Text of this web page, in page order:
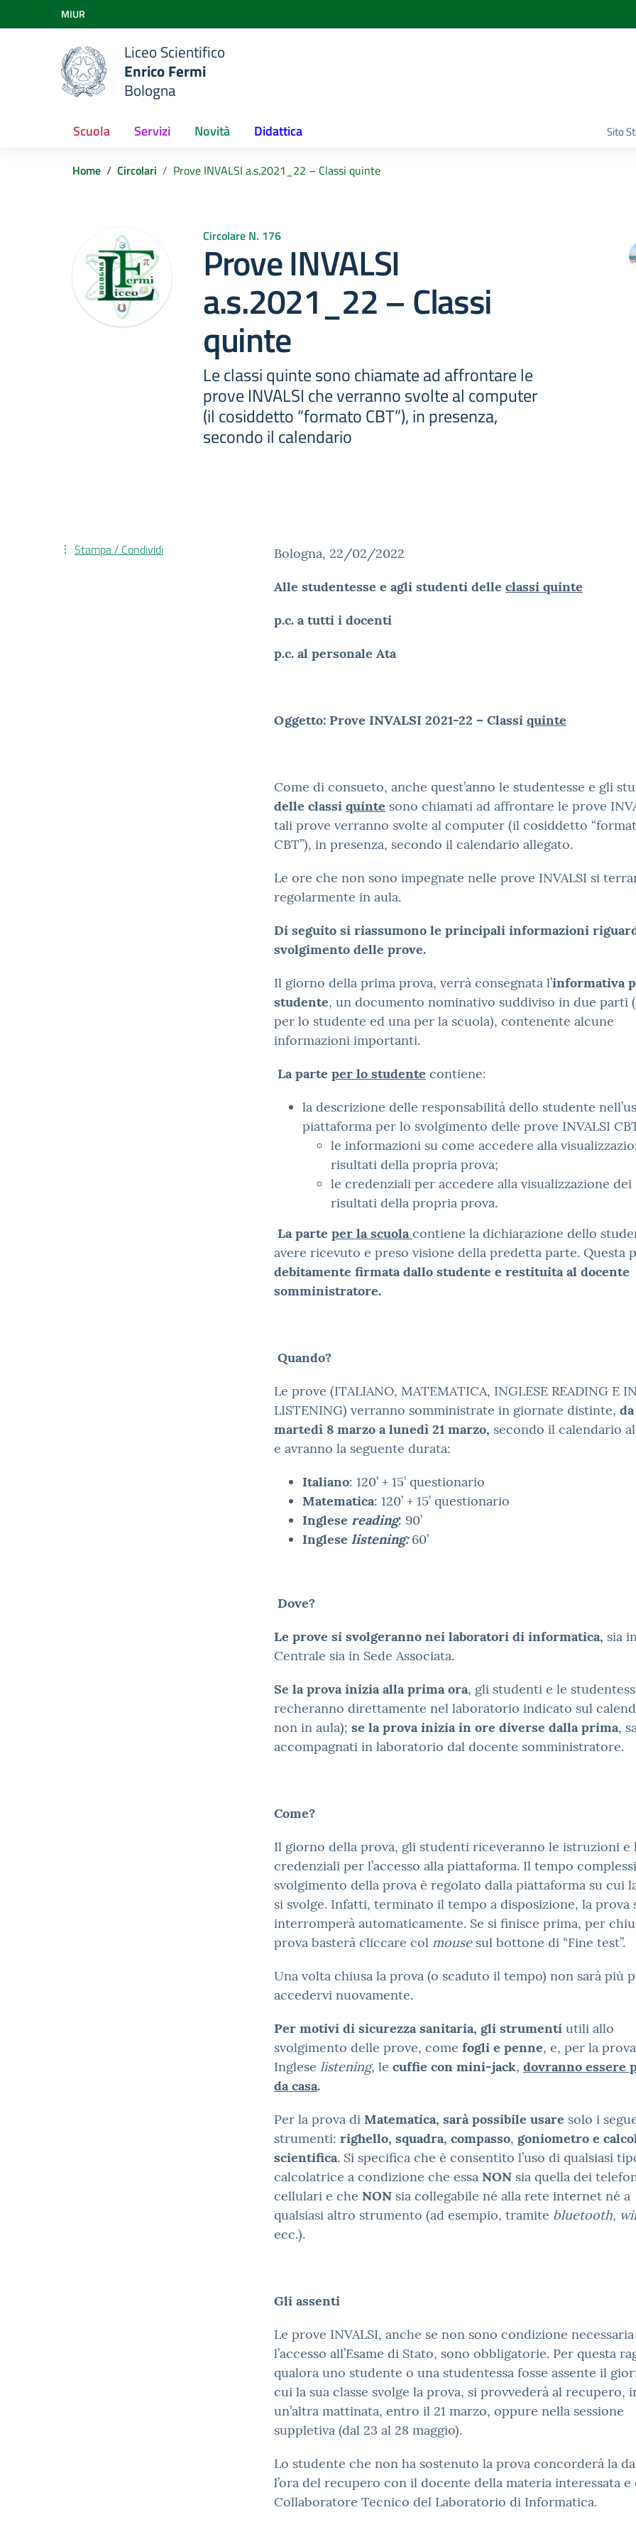
Vai ai contenuti
Vai al menu di navigazione
Vai al footer
MIUR
Liceo Scientifico
Enrico Fermi
Bologna
Sito
Scuola Servizi Novità Didattica
Home Circolari Prove INVALSI a.s.2021_22 – Classi quinte
Circolare N. 176
Prove INVALSI
a.s.2021_22 – Classi
quinte
Le classi quinte sono chiamate ad affrontare le
prove INVALSI che verranno svolte al computer
(il cosiddetto “formato CBT”), in presenza,
secondo il calendario
Bologna, 22/02/2022
Alle studentesse e agli studenti delle classi quinte
p.c. a tutti i docenti
p.c. al personale Ata
Oggetto: Prove INVALSI 2021-22 – Classi quinte
Come di consueto, anche quest’anno le studentesse e gli
delle classi quinte sono chiamati ad affrontare le prove
tali prove verranno svolte al computer (il cosiddetto
CBT”), in presenza, secondo il calendario allegato.
Le ore che non sono impegnate nelle prove INVALSI si
regolarmente in aula.
Di seguito si riassumono le principali informazioni
svolgimento delle prove.
Il giorno della prima prova, verrà consegnata l’informativa
studente, un documento nominativo suddiviso in due parti
per lo studente ed una per la scuola), contenente alcune
informazioni importanti.
La parte per lo studente contiene:
la descrizione delle responsabilità dello studente
piattaforma per lo svolgimento delle prove INVALSI
le informazioni su come accedere alla
risultati della propria prova;
le credenziali per accedere alla visualizzazione dei
risultati della propria prova.
La parte per la scuolacontiene la dichiarazione dello
avere ricevuto e preso visione della predetta parte. Questa
debitamente firmata dallo studente e restituita al docente
somministratore.
Quando?
Le prove (ITALIANO, MATEMATICA, INGLESE READING E
LISTENING) verranno somministrate in giornate distinte, da
martedì 8 marzo a lunedì 21 marzo, secondo il calendario
e avranno la seguente durata:
Italiano: 120’ + 15’ questionario
Matematica: 120’ + 15’ questionario
Inglese reading: 90’
Inglese listening:60’
Dove?
Le prove si svolgeranno nei laboratori di informatica, sia
Centrale sia in Sede Associata.
Se la prova inizia alla prima ora, gli studenti e le
recheranno direttamente nel laboratorio indicato sul
non in aula); se la prova inizia in ore diverse dalla prima,
accompagnati in laboratorio dal docente somministratore.
Come?
Il giorno della prova, gli studenti riceveranno le istruzioni e
credenziali per l’accesso alla piattaforma. Il tempo
svolgimento della prova è regolato dalla piattaforma su cui
si svolge. Infatti, terminato il tempo a disposizione, la prova
interromperà automaticamente. Se si finisce prima, per
prova basterà cliccare col mousesul bottone di “Fine test”.
Una volta chiusa la prova (o scaduto il tempo) non sarà più
accedervi nuovamente.
Per motivi di sicurezza sanitaria, gli strumenti utili allo
svolgimento delle prove, come fogli e penne, e, per la
Inglese listening, le cuffie con mini-jack, dovranno essere
da casa.
Per la prova di Matematica, sarà possibile usare solo i
strumenti: righello, squadra, compasso, goniometro e
scientifica. Si specifica che è consentito l’uso di qualsiasi
calcolatrice a condizione che essa NON sia quella dei
cellulari e che NON sia collegabile né alla rete internet né a
qualsiasi altro strumento (ad esempio, tramite bluetooth,
ecc.).
Gli assenti
Le prove INVALSI, anche se non sono condizione
l’accesso all’Esame di Stato, sono obbligatorie. Per questa
qualora uno studente o una studentessa fosse assente il
cui la sua classe svolge la prova, si provvederà al recupero,
un’altra mattinata, entro il 21 marzo, oppure nella sessione
suppletiva (dal 23 al 28 maggio).
Lo studente che non ha sostenuto la prova concorderà la
l’ora del recupero con il docente della materia interessata
Collaboratore Tecnico del Laboratorio di Informatica.
Stampa / Condividi